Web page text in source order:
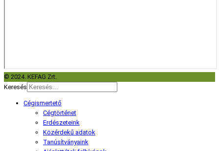
© 2024. KEFAG Zrt.
Keresés
Cégismertető
Cégtörténet
Erdészeteink
Közérdekű adatok
Tanúsítványaink